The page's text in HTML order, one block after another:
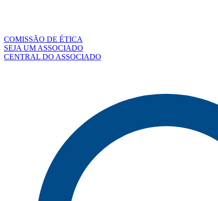
COMISSÃO DE ÉTICA
SEJA UM ASSOCIADO
CENTRAL DO ASSOCIADO